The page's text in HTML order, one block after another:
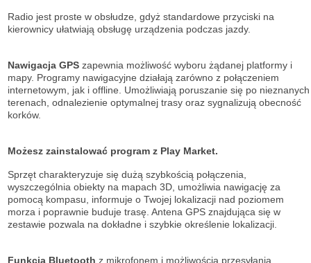
Radio jest proste w obsłudze, gdyż standardowe przyciski na
kierownicy ułatwiają obsługę urządzenia podczas jazdy.
Nawigacja GPS zapewnia możliwość wyboru żądanej platformy i
mapy. Programy nawigacyjne działają zarówno z połączeniem
internetowym, jak i offline. Umożliwiają poruszanie się po nieznanych
terenach, odnalezienie optymalnej trasy oraz sygnalizują obecność
korków.
Możesz zainstalować program z Play Market.
Sprzęt charakteryzuje się dużą szybkością połączenia,
wyszczególnia obiekty na mapach 3D, umożliwia nawigację za
pomocą kompasu, informuje o Twojej lokalizacji nad poziomem
morza i poprawnie buduje trasę. Antena GPS znajdująca się w
zestawie pozwala na dokładne i szybkie określenie lokalizacji.
Funkcja Bluetooth z mikrofonem i możliwością przesyłania